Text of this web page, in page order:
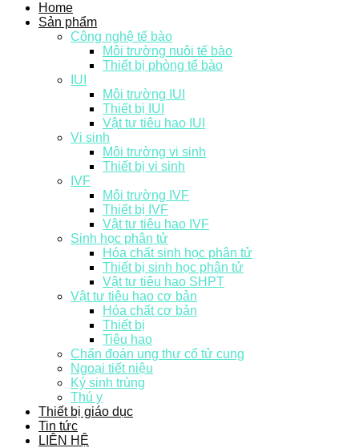
Home
Sản phẩm
Công nghệ tế bào
Môi trường nuôi tế bào
Thiết bị phòng tế bào
IUI
Môi trường IUI
Thiết bị IUI
Vật tư tiêu hao IUI
Vi sinh
Môi trường vi sinh
Thiết bị vi sinh
IVF
Môi trường IVF
Thiết bị IVF
Vật tư tiêu hao IVF
Sinh học phân tử
Hóa chất sinh học phân tử
Thiết bị sinh học phân tử
Vật tư tiêu hao SHPT
Vật tư tiêu hao cơ bản
Hóa chất cơ bản
Thiết bị
Tiêu hao
Chẩn đoán ung thư cổ tử cung
Ngoại tiết niệu
Ký sinh trùng
Thú y
Thiết bị giáo dục
Tin tức
LIÊN HỆ